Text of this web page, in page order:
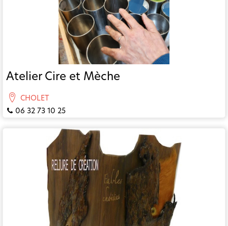
Atelier Cire et Mèche
CHOLET
06 32 73 10 25